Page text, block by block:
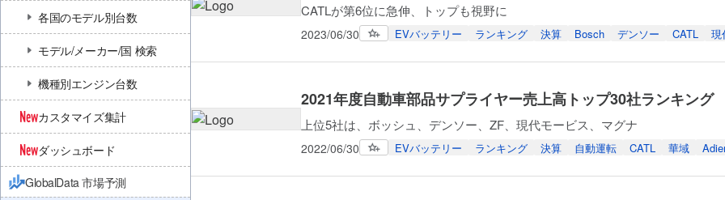
各国のモデル別台数
モデル/メーカー/国 検索
機種別エンジン台数
カスタマイズ集計
ダッシュボード
GlobalData 市場予測
CATLが第6位に急伸、トップも視野に
2023/06/30 EVバッテリー ランキング 決算 Bosch デンソー CATL 現
2021年度自動車部品サプライヤー売上高トップ30社ランキング
上位5社は、ボッシュ、デンソー、ZF、現代モービス、マグナ
2022/06/30 EVバッテリー ランキング 決算 自動運転 CATL 華域